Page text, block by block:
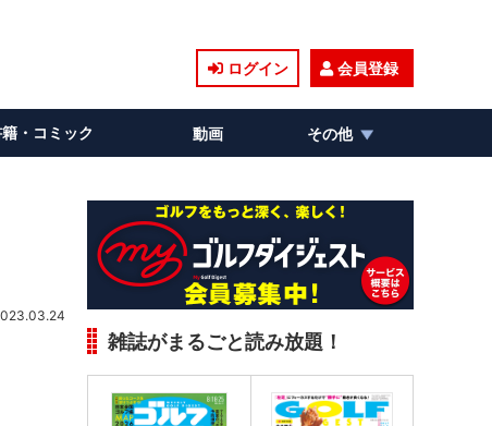
ログイン 会員登録
・コミック 動画 その他
雑誌がまるごと読み放題！